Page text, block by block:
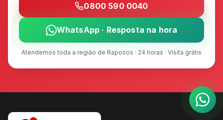
0800 590 0040
WhatsApp · Resposta na hora
Atendemos toda a região de Raposos · 24 horas · Visita grátis